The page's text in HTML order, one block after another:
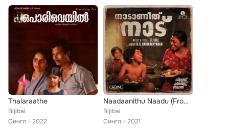
Thalaraathe
Bijibal
Сингл
2022
Naadaanithu Naadu (From "Village Cricket Boy")
Bijibal
Сингл
2021